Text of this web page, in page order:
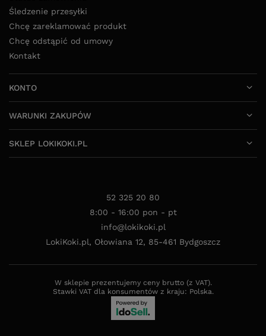
Śledzenie przesyłki
Chcę zareklamować produkt
Chcę odstąpić od umowy
Kontakt
KONTO
WARUNKI ZAKUPÓW
SKLEP LOKIKOKI.PL
52 325 20 80
8:00 - 16:00 pon - pt
info@lokikoki.pl
LokiKoki.pl, Ołowiana 12, 85-461 Bydgoszcz
W sklepie prezentujemy ceny brutto (z VAT).
Stawki VAT dla konsumentów z kraju: Polska.